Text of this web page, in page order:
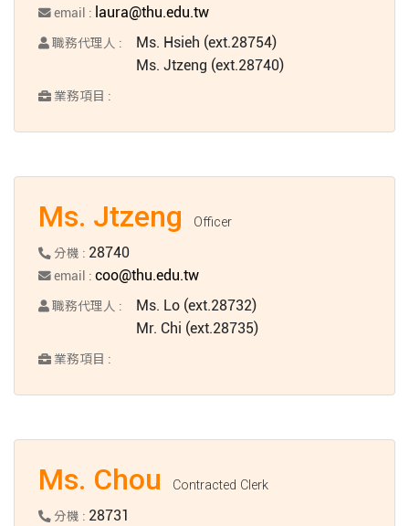
email : laura@thu.edu.tw
職務代理人 :
Ms. Hsieh (ext.28754)
Ms. Jtzeng (ext.28740)
業務項目 :
Ms. Jtzeng Officer
分機 : 28740
email :coo@thu.edu.tw
職務代理人 :
Ms. Lo (ext.28732)
Mr. Chi (ext.28735)
業務項目 :
Ms. Chou Contracted Clerk
分機 : 28731